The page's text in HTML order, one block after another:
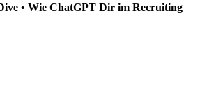
• Wie ChatGPT Dir im Recruiting